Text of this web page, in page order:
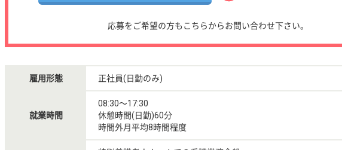
応募をご希望の方もこちらからお問い合わせ下さい。
雇用形態 正社員(日勤のみ)
就業時間
08:30〜17:30
休憩時間(日勤)60分
時間外月平均8時間程度